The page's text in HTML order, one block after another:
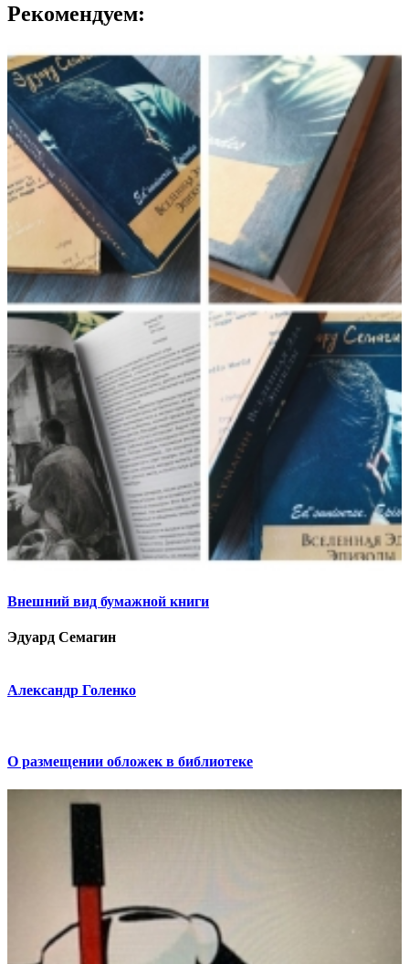
Рекомендуем:
Внешний вид бумажной книги
Эдуард Семагин
Александр Голенко
О размещении обложек в библиотеке